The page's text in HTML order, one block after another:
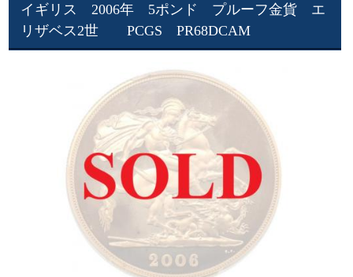
イギリス 2006年 5ポンド プルーフ金貨 エ
リザベス2世 PCGS PR68DCAM